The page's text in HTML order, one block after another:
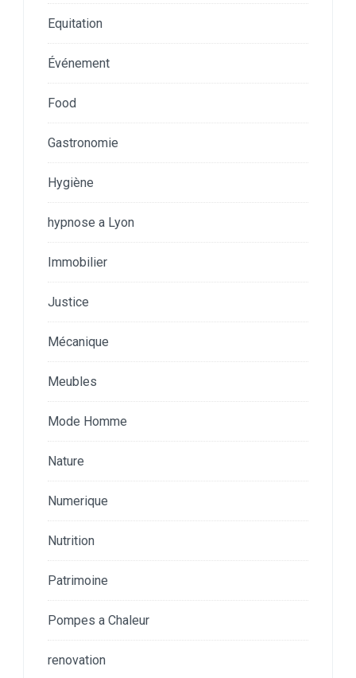
Equitation
Événement
Food
Gastronomie
Hygiène
hypnose a Lyon
Immobilier
Justice
Mécanique
Meubles
Mode Homme
Nature
Numerique
Nutrition
Patrimoine
Pompes a Chaleur
renovation